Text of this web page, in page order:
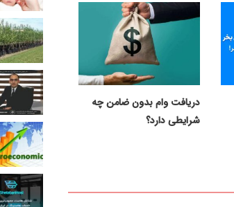
دریافت وام بدون ضامن چه
شرایطی دارد؟